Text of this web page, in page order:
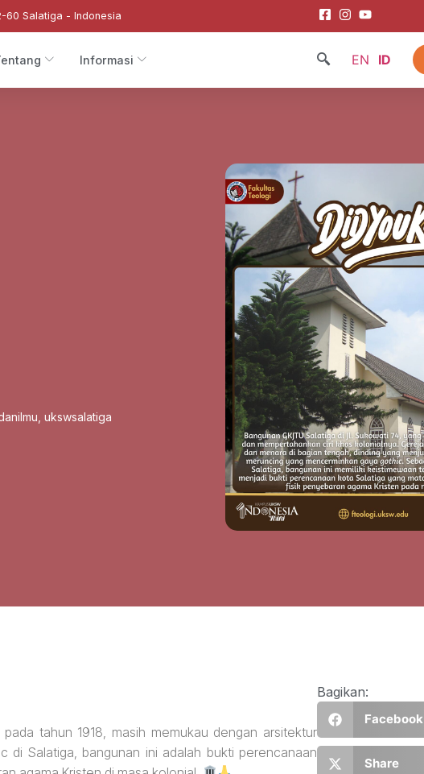
60 Salatiga - Indonesia
Informasi EN ID
ukswsalatiga
tahun 1918, masih memukau dengan arsitektur
Salatiga, bangunan ini adalah bukti perencanaan
Bagikan:
Facebook
Share